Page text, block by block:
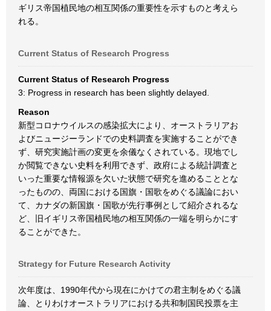
ギリス帝国植民地の相互関係の重要性を示すものと考えら
れる。
Current Status of Research Progress
Current Status of Research Progress
3: Progress in research has been slightly delayed.
Reason
新型コロナウイルスの感染拡大により、オーストラリアお
よびニュージーランドでの史料調査を実施することができ
ず、研究実施計画の変更を余儀なくされている。現地でし
か閲覧できない史料を利用できず、政府による統計調査と
いった重要な情報源を欠いた状態で研究を進めることとな
ったものの、両国における国旗・国歌をめぐる議論におい
て、カナダの新国旗・国歌が先行事例として紹介されるな
ど、旧イギリス帝国植民地の相互関係の一端を明らかにす
ることができた。
Strategy for Future Research Activity
次年度は、1990年代から現在にかけての君主制をめぐる議
論、とりわけオーストラリアにおける共和制国民投票を主